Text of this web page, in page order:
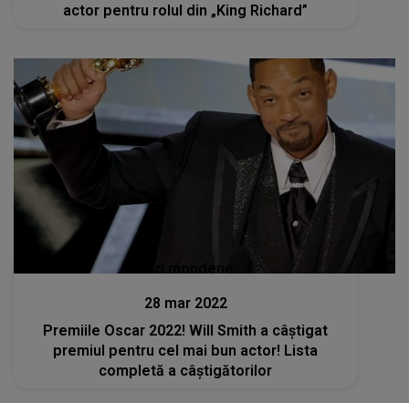
actor pentru rolul din „King Richard”
Stiri mondene
28 mar 2022
Premiile Oscar 2022! Will Smith a câștigat
premiul pentru cel mai bun actor! Lista
completă a câștigătorilor